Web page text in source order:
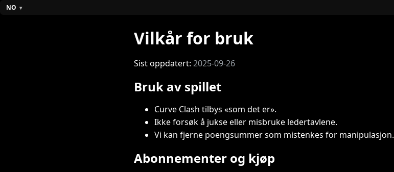
NO
Vilkår for bruk
Sist oppdatert: 2025-09-26
Bruk av spillet
Curve Clash tilbys «som det er».
Ikke forsøk å jukse eller misbruke ledertavlene.
Vi kan fjerne poengsummer som mistenkes for manipulasjon.
Abonnementer og kjøp